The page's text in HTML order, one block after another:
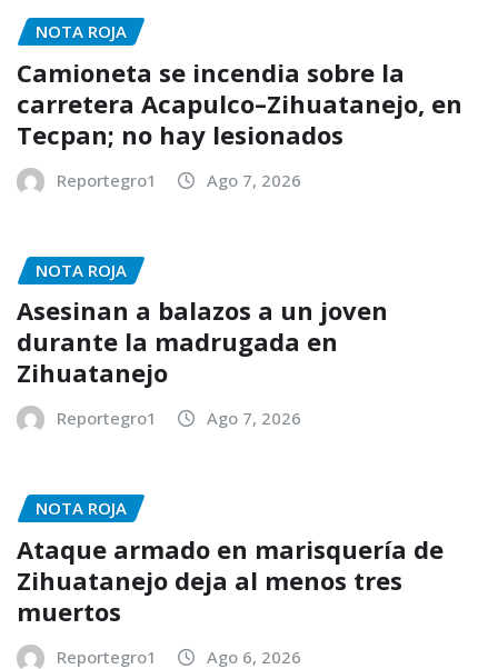
NOTA ROJA
Camioneta se incendia sobre la
carretera Acapulco–Zihuatanejo, en
Tecpan; no hay lesionados
Reportegro1 Ago 7, 2026
NOTA ROJA
Asesinan a balazos a un joven
durante la madrugada en
Zihuatanejo
Reportegro1 Ago 7, 2026
NOTA ROJA
Ataque armado en marisquería de
Zihuatanejo deja al menos tres
muertos
Reportegro1 Ago 6, 2026